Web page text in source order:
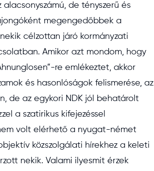
de tényszerű és
megengedőbbek a
célzottan járó kormányzati
Amikor azt mondom, hogy
re emlékeztet, akkor
és hasonlóságok felismerése, az
de az egykori NDK jól behatárolt
a szatirikus kifejezéssel
volt elérhető a nyugat-német
közszolgálati hírekhez a keleti
nekik. Valami ilyesmit érzek